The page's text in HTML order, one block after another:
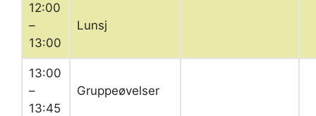
12:00
–
13:00
Lunsj
13:00
–
13:45
Gruppeøvelser